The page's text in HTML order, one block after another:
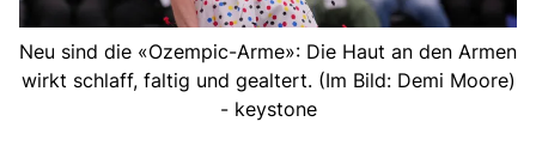
Neu sind die «Ozempic-Arme»: Die Haut an den Armen
wirkt schlaff, faltig und gealtert. (Im Bild: Demi Moore)
- keystone